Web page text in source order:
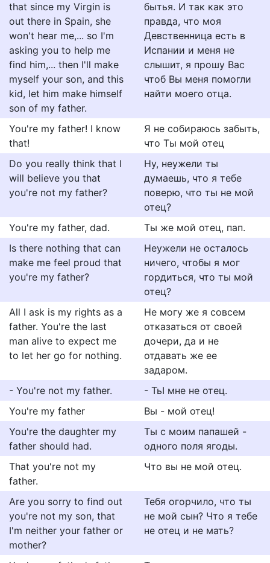
that since my Virgin is
out there in Spain, she
won't hear me,... so I'm
asking you to help me
find him,... then I'll make
myself your son, and this
kid, let him make himself
son of my father.
бытья. И так как это
правда, что моя
Девственница есть в
Испании и меня не
слышит, я прошу Вас
чтоб Вы меня помогли
найти моего отца.
You're my father! I know
that!
Я не собираюсь забыть,
что Ты мой отец
Do you really think that I
will believe you that
you're not my father?
Ну, неужели ты
думаешь, что я тебе
поверю, что ты не мой
отец?
You're my father, dad.
Ты же мой отец, пап.
Is there nothing that can
make me feel proud that
you're my father?
Неужели не осталось
ничего, чтобы я мог
гордиться, что ты мой
отец?
All I ask is my rights as a
father. You're the last
man alive to expect me
to let her go for nothing.
Не могу же я совсем
отказаться от своей
дочери, да и не
отдавать же ее
задаром.
- You're not my father.
- ТьI мне не отец.
You're my father
Вы - мой отец!
You're the daughter my
father should had.
Ты с моим папашей -
одного поля ягоды.
That you're not my
father.
Что вы не мой отец.
Are you sorry to find out
you're not my son, that
I'm neither your father or
mother?
Тебя огорчило, что ты
не мой сын? Что я тебе
не отец и не мать?